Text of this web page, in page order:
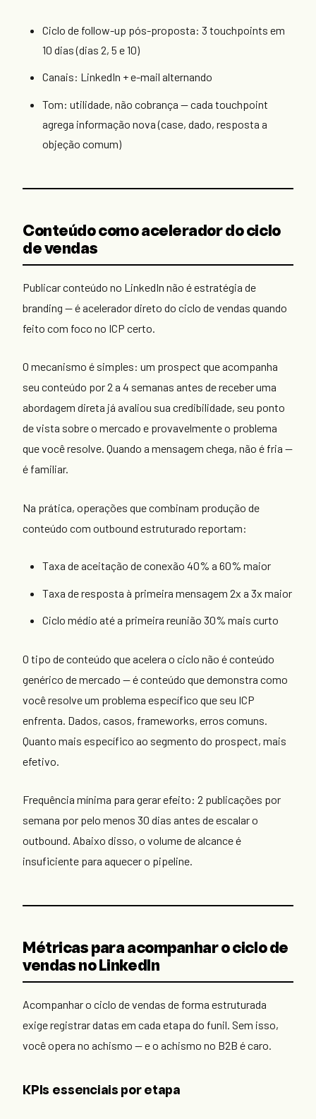
Ciclo de follow-up pós-proposta: 3 touchpoints em
10 dias (dias 2, 5 e 10)
Canais: LinkedIn + e-mail alternando
Tom: utilidade, não cobrança — cada touchpoint
agrega informação nova (case, dado, resposta a
objeção comum)
Conteúdo como acelerador do ciclo
de vendas
Publicar conteúdo no LinkedIn não é estratégia de
branding — é acelerador direto do ciclo de vendas quando
feito com foco no ICP certo.
O mecanismo é simples: um prospect que acompanha
seu conteúdo por 2 a 4 semanas antes de receber uma
abordagem direta já avaliou sua credibilidade, seu ponto
de vista sobre o mercado e provavelmente o problema
que você resolve. Quando a mensagem chega, não é fria —
é familiar.
Na prática, operações que combinam produção de
conteúdo com outbound estruturado reportam:
Taxa de aceitação de conexão 40% a 60% maior
Taxa de resposta à primeira mensagem 2x a 3x maior
Ciclo médio até a primeira reunião 30% mais curto
O tipo de conteúdo que acelera o ciclo não é conteúdo
genérico de mercado — é conteúdo que demonstra como
você resolve um problema específico que seu ICP
enfrenta. Dados, casos, frameworks, erros comuns.
Quanto mais específico ao segmento do prospect, mais
efetivo.
Frequência mínima para gerar efeito: 2 publicações por
semana por pelo menos 30 dias antes de escalar o
outbound. Abaixo disso, o volume de alcance é
insuficiente para aquecer o pipeline.
Métricas para acompanhar o ciclo de
vendas no LinkedIn
Acompanhar o ciclo de vendas de forma estruturada
exige registrar datas em cada etapa do funil. Sem isso,
você opera no achismo — e o achismo no B2B é caro.
KPIs essenciais por etapa